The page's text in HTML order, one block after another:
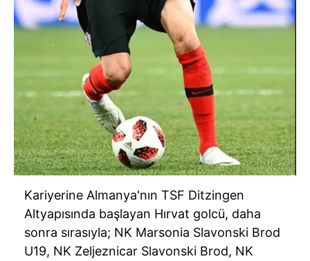
Kariyerine Almanya'nın TSF Ditzingen
Altyapısında başlayan Hırvat golcü, daha
sonra sırasıyla; NK Marsonia Slavonski Brod
U19, NK Zeljeznicar Slavonski Brod, NK